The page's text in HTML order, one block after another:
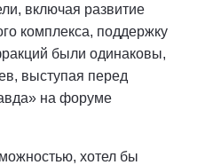
включая развитие
комплекса, поддержку
были одинаковы,
выступая перед
на форуме
хотел бы